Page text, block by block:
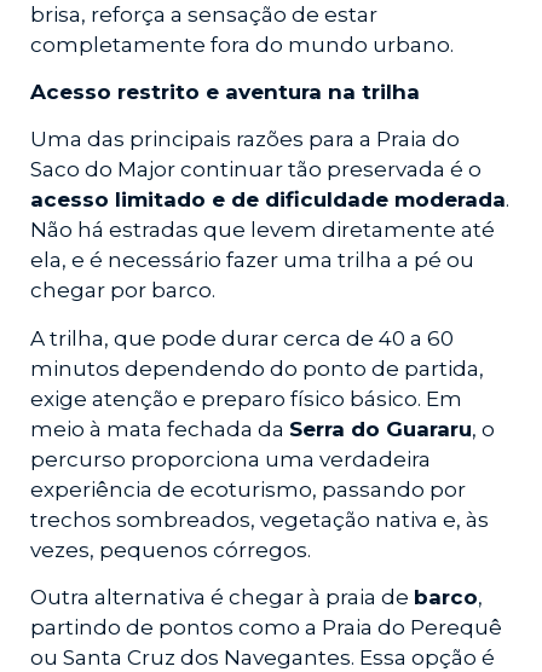
brisa, reforça a sensação de estar
completamente fora do mundo urbano.
Acesso restrito e aventura na trilha
Uma das principais razões para a Praia do
Saco do Major continuar tão preservada é o
acesso limitado e de dificuldade moderada.
Não há estradas que levem diretamente até
ela, e é necessário fazer uma trilha a pé ou
chegar por barco.
A trilha, que pode durar cerca de 40 a 60
minutos dependendo do ponto de partida,
exige atenção e preparo físico básico. Em
meio à mata fechada da Serra do Guararu, o
percurso proporciona uma verdadeira
experiência de ecoturismo, passando por
trechos sombreados, vegetação nativa e, às
vezes, pequenos córregos.
Outra alternativa é chegar à praia de barco,
partindo de pontos como a Praia do Perequê
ou Santa Cruz dos Navegantes. Essa opção é